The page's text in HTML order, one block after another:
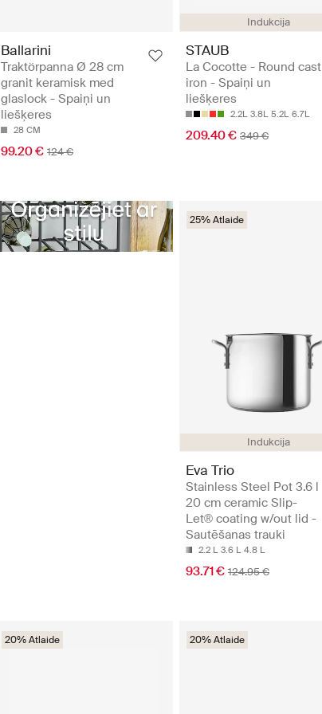
Ballarini
Traktörpanna Ø 28 cm
granit keramisk med
glaslock - Spaiņi un
liešķeres
28 CM
99.20 € 124 €
Indukcija
STAUB
La Cocotte - Round cast
iron - Spaiņi un
liešķeres
2.2L 3.8L 5.2L 6.7L
209.40 € 349 €
Indukcija
25% Atlaide
Eva Trio
Stainless Steel Pot 3.6 l
20 cm ceramic Slip-
Let® coating w/out lid -
Sautēšanas trauki
2.2 L 3.6 L 4.8 L
93.71 € 124.95 €
20% Atlaide 20% Atlaide